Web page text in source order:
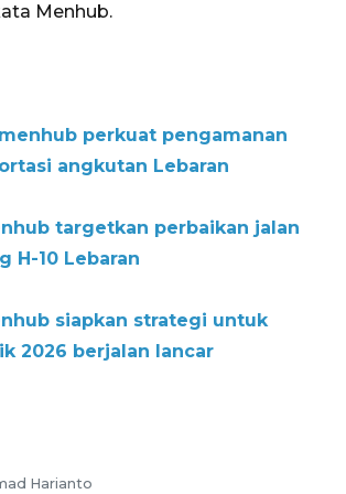
Menhub.
perkuat pengamanan
angkutan Lebaran
targetkan perbaikan jalan
H-10 Lebaran
siapkan strategi untuk
2026 berjalan lancar
Harianto